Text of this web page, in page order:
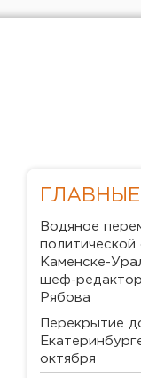
Водяное
политической
Каменске-
шеф-
Рябова
Перекрытие
октября